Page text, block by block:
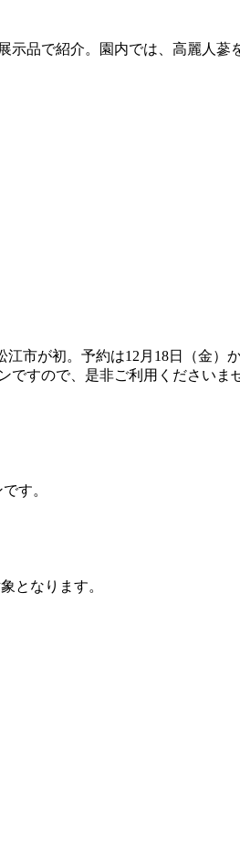
示品で紹介。園内では、高麗人
市が初。予約は12月18日（金
すので、是非ご利用くださいま
す。
となります。